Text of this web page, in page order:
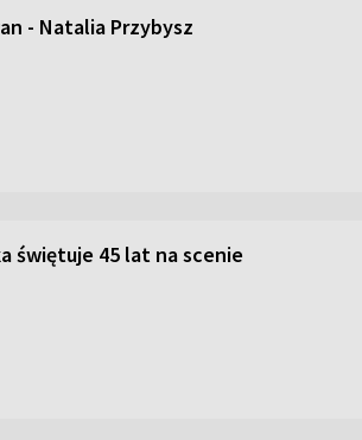
- Natalia Przybysz
świętuje 45 lat na scenie